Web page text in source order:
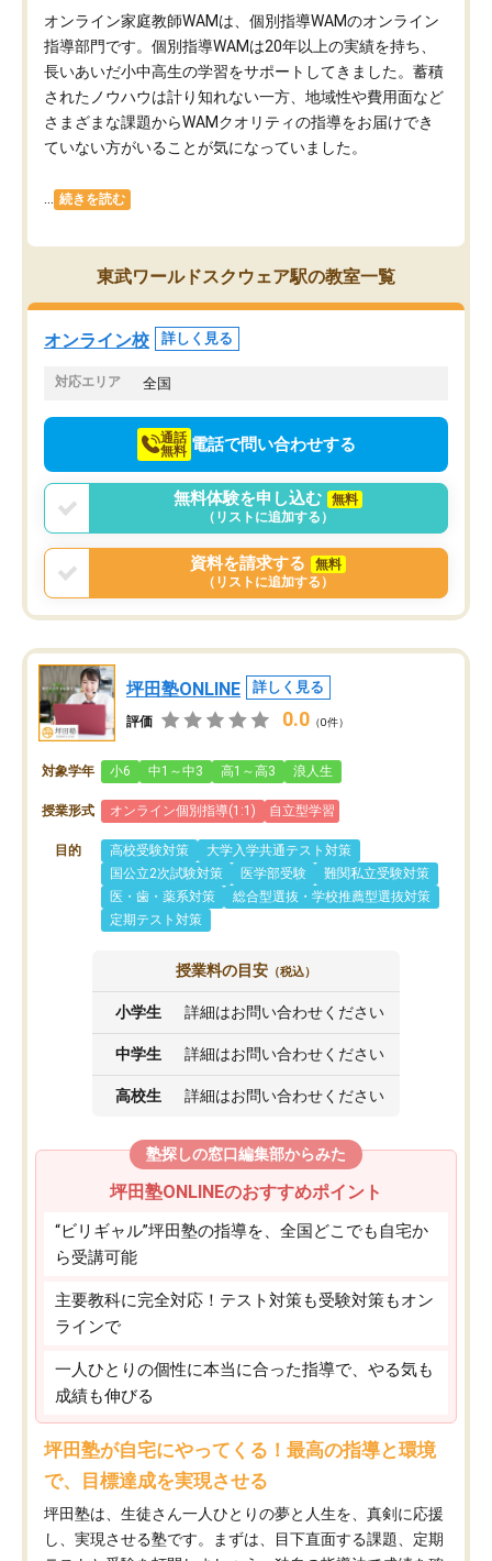
オンライン家庭教師WAMは、個別指導WAMのオンライン
指導部門です。個別指導WAMは20年以上の実績を持ち、
長いあいだ小中高生の学習をサポートしてきました。蓄積
されたノウハウは計り知れない一方、地域性や費用面など
さまざまな課題からWAMクオリティの指導をお届けでき
ていない方がいることが気になっていました。
続きを読む
東武ワールドスクウェア駅の教室一覧
オンライン校 詳しく見る
対応エリア 全国
通話
無料 電話で問い合わせする
無料体験を申し込む
無料
（リストに追加する）
資料を請求する
無料
（リストに追加する）
坪田塾ONLINE 詳しく見る
評価 0.0 （0件）
対象学年 小6 中1～中3 高1～高3 浪人生
授業形式 オンライン個別指導(1:1) 自立型学習
目的 高校受験対策
大学入学共通テスト対策
国公立2次試験対策
医学部受験
難関私立受験対策
医・歯・薬系対策
総合型選抜・学校推薦型選抜対策
定期テスト対策
授業料の目安 （税込）
小学生 詳細はお問い合わせください
中学生 詳細はお問い合わせください
高校生 詳細はお問い合わせください
塾探しの窓口編集部からみた
坪田塾ONLINEのおすすめポイント
“ビリギャル”坪田塾の指導を、全国どこでも自宅か
ら受講可能
主要教科に完全対応！テスト対策も受験対策もオン
ラインで
一人ひとりの個性に本当に合った指導で、やる気も
成績も伸びる
坪田塾が自宅にやってくる！最高の指導と環境
で、目標達成を実現させる
坪田塾は、生徒さん一人ひとりの夢と人生を、真剣に応援
し、実現させる塾です。まずは、目下直面する課題、定期